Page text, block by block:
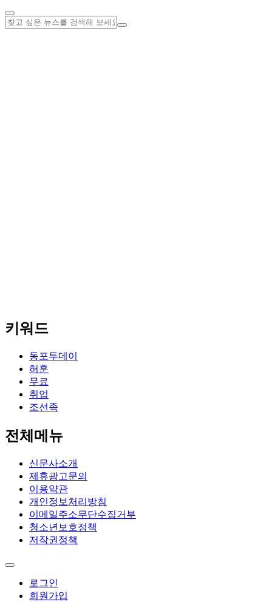
키워드
동포투데이
허훈
무료
취업
조선족
전체메뉴
신문사소개
제휴광고문의
이용약관
개인정보처리방침
이메일주소무단수집거부
청소년보호정책
저작권정책
로그인
회원가입